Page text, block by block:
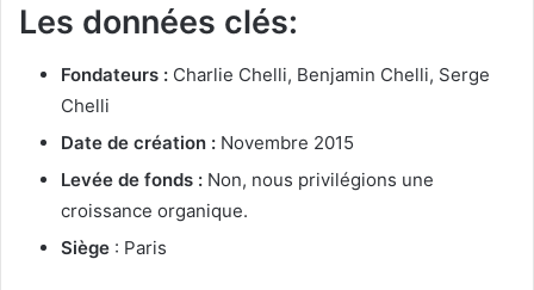
Les données clés:
Fondateurs : Charlie Chelli, Benjamin Chelli, Serge
Chelli
Date de création : Novembre 2015
Levée de fonds : Non, nous privilégions une
croissance organique.
Siège : Paris